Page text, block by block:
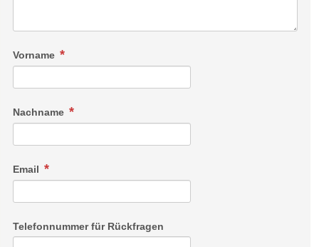
Vorname
Nachname
Email
Telefonnummer für Rückfragen